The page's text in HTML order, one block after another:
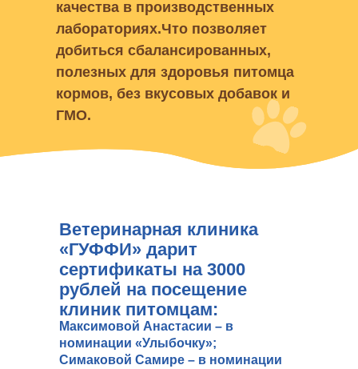
качества в производственных
лабораториях.Что позволяет
добиться сбалансированных,
полезных для здоровья питомца
кормов, без вкусовых добавок и
ГМО.
Сеть зоомаркетов
Ветеринарная клиника
«ГУФФИ» дарит
сертификаты на 3000
рублей на посещение
клиник питомцам:
Максимовой Анастасии – в
номинации «Улыбочку»;
Симаковой Самире – в номинации